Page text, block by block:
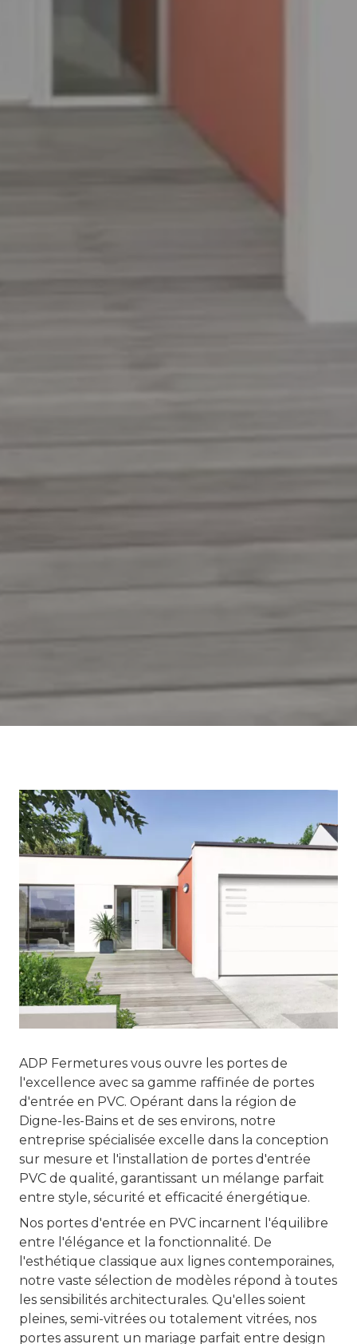
ADP Fermetures vous ouvre les portes de
l'excellence avec sa gamme raffinée de portes
d'entrée en PVC. Opérant dans la région de
Digne-les-Bains et de ses environs, notre
entreprise spécialisée excelle dans la conception
sur mesure et l'installation de portes d'entrée
PVC de qualité, garantissant un mélange parfait
entre style, sécurité et efficacité énergétique.
Nos portes d'entrée en PVC incarnent l'équilibre
entre l'élégance et la fonctionnalité. De
l'esthétique classique aux lignes contemporaines,
notre vaste sélection de modèles répond à toutes
les sensibilités architecturales. Qu'elles soient
pleines, semi-vitrées ou totalement vitrées, nos
portes assurent un mariage parfait entre design